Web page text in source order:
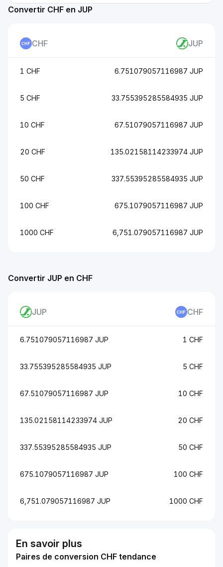
Convertir JUP en CHF
JUP CHF
6.751079057116987 JUP 1 CHF
33.755395285584935 JUP 5 CHF
67.51079057116987 JUP 10 CHF
135.02158114233974 JUP 20 CHF
337.55395285584935 JUP 50 CHF
675.1079057116987 JUP 100 CHF
6,751.079057116987 JUP 1000 CHF
Convertir CHF en JUP
CHF JUP
1 CHF 6.751079057116987 JUP
5 CHF 33.755395285584935 JUP
10 CHF 67.51079057116987 JUP
20 CHF 135.02158114233974 JUP
50 CHF 337.55395285584935 JUP
100 CHF 675.1079057116987 JUP
1000 CHF 6,751.079057116987 JUP
En savoir plus
Paires de conversion CHF tendance